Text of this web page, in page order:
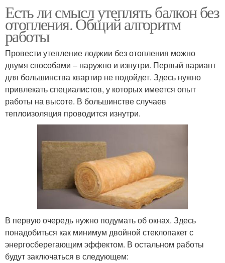
Есть ли смысл утеплять балкон без
отопления. Общий алгоритм
работы
Провести утепление лоджии без отопления можно
двумя способами – наружно и изнутри. Первый вариант
для большинства квартир не подойдет. Здесь нужно
привлекать специалистов, у которых имеется опыт
работы на высоте. В большинстве случаев
теплоизоляция проводится изнутри.
В первую очередь нужно подумать об окнах. Здесь
понадобиться как минимум двойной стеклопакет с
энергосберегающим эффектом. В остальном работы
будут заключаться в следующем: